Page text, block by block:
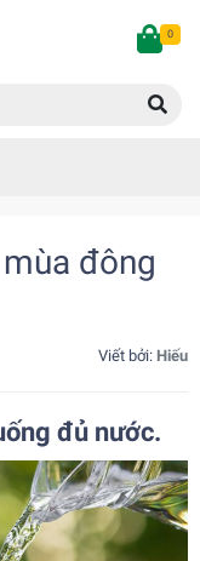
0
đông
Viết bởi: Hiếu
đủ nước.